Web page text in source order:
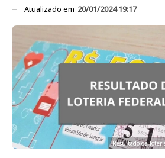
Atualizado em 20/01/2024 19:17
Resultado da